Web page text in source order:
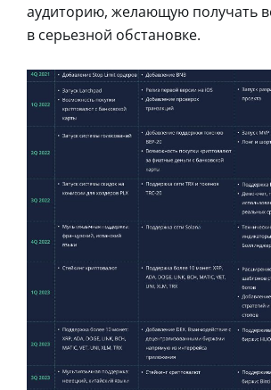
аудиторию, желающую получать
в серьезной обстановке.